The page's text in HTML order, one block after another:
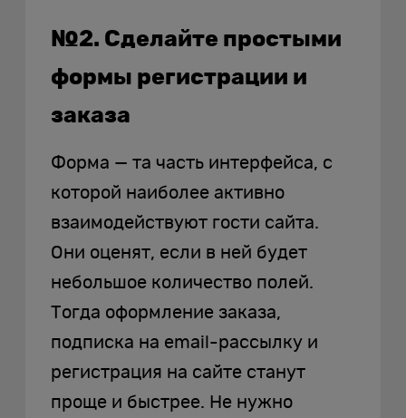
№2. Сделайте простыми
формы регистрации и
заказа
Форма — та часть интерфейса, с
которой наиболее активно
взаимодействуют гости сайта.
Они оценят, если в ней будет
небольшое количество полей.
Тогда оформление заказа,
подписка на email-рассылку и
регистрация на сайте станут
проще и быстрее. Не нужно